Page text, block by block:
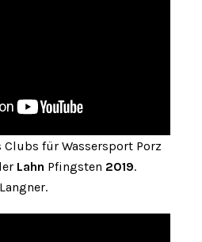
für Wassersport Porz
Lahn Pfingsten 2019.